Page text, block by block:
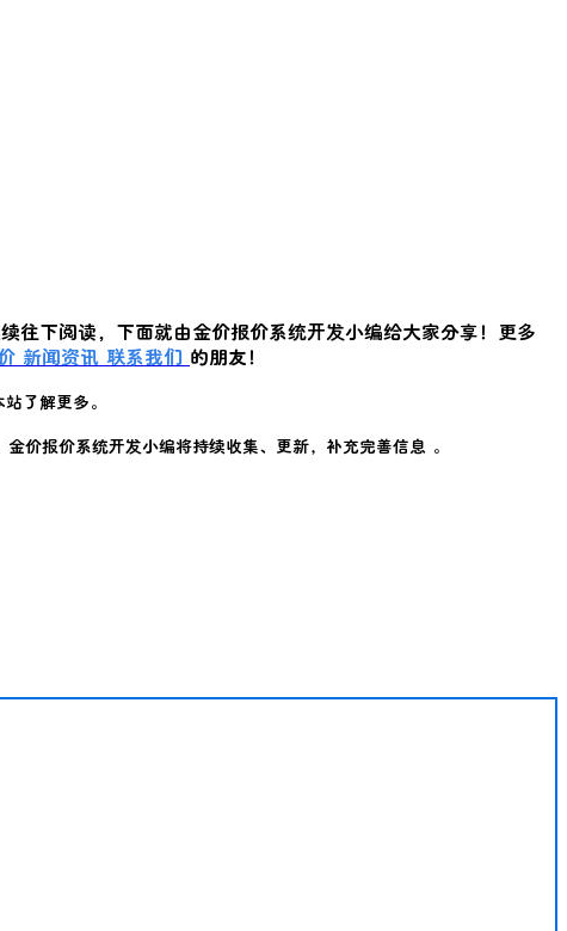
往下阅读，下面就由金价报价系统开发小编给大家分享！更多
新闻资讯 联系我们 的朋友！
了解更多。
金价报价系统开发小编将持续收集、更新，补充完善信息 。